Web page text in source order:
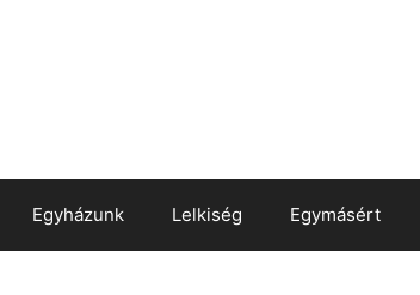
Egyházunk Lelkiség Egymásért